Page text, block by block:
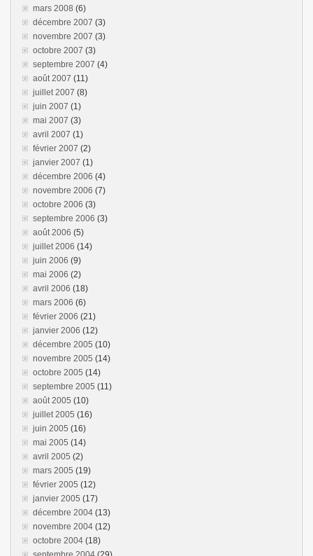
mars 2008 (6)
décembre 2007 (3)
novembre 2007 (3)
octobre 2007 (3)
septembre 2007 (4)
août 2007 (11)
juillet 2007 (8)
juin 2007 (1)
mai 2007 (3)
avril 2007 (1)
février 2007 (2)
janvier 2007 (1)
décembre 2006 (4)
novembre 2006 (7)
octobre 2006 (3)
septembre 2006 (3)
août 2006 (5)
juillet 2006 (14)
juin 2006 (9)
mai 2006 (2)
avril 2006 (18)
mars 2006 (6)
février 2006 (21)
janvier 2006 (12)
décembre 2005 (10)
novembre 2005 (14)
octobre 2005 (14)
septembre 2005 (11)
août 2005 (10)
juillet 2005 (16)
juin 2005 (16)
mai 2005 (14)
avril 2005 (2)
mars 2005 (19)
février 2005 (12)
janvier 2005 (17)
décembre 2004 (13)
novembre 2004 (12)
octobre 2004 (18)